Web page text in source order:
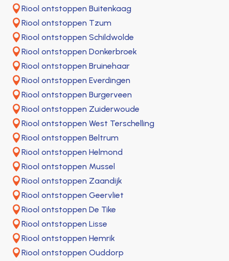
Riool ontstoppen Buitenkaag
Riool ontstoppen Tzum
Riool ontstoppen Schildwolde
Riool ontstoppen Donkerbroek
Riool ontstoppen Bruinehaar
Riool ontstoppen Everdingen
Riool ontstoppen Burgerveen
Riool ontstoppen Zuiderwoude
Riool ontstoppen West Terschelling
Riool ontstoppen Beltrum
Riool ontstoppen Helmond
Riool ontstoppen Mussel
Riool ontstoppen Zaandijk
Riool ontstoppen Geervliet
Riool ontstoppen De Tike
Riool ontstoppen Lisse
Riool ontstoppen Hemrik
Riool ontstoppen Ouddorp